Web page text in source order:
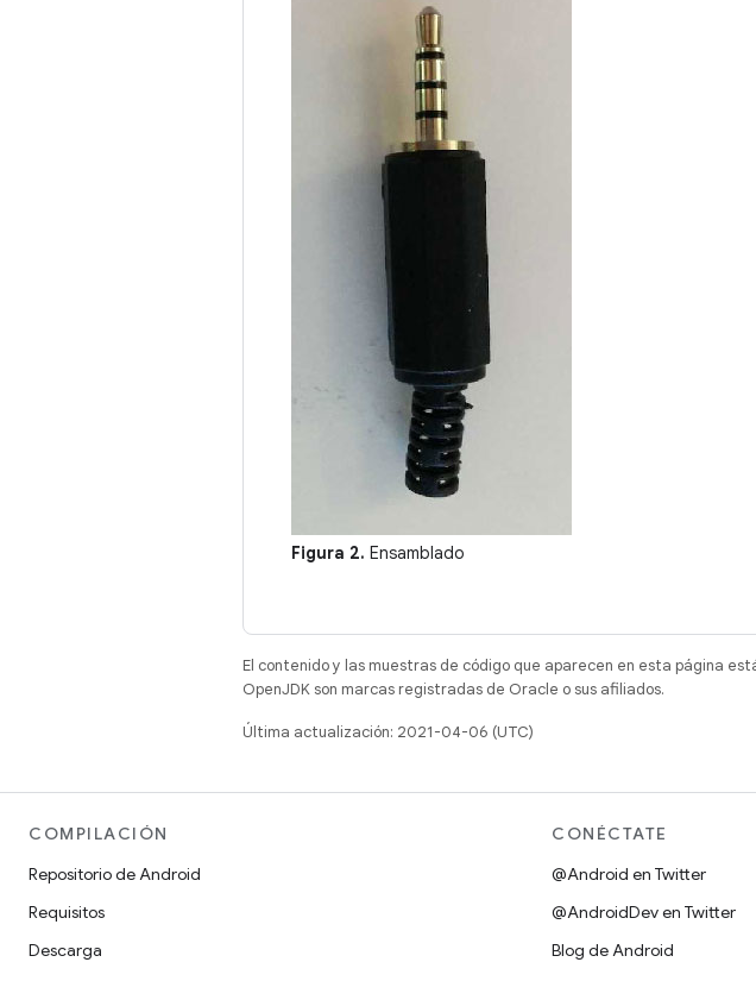
Figura 2. Ensamblado
El contenido y las muestras de código que aparecen en esta página
OpenJDK son marcas registradas de Oracle o sus afiliados.
Última actualización: 2021-04-06 (UTC)
COMPILACIÓN
Repositorio de Android
Requisitos
Descarga
CONÉCTATE
@Android en Twitter
@AndroidDev en Twitter
Blog de Android